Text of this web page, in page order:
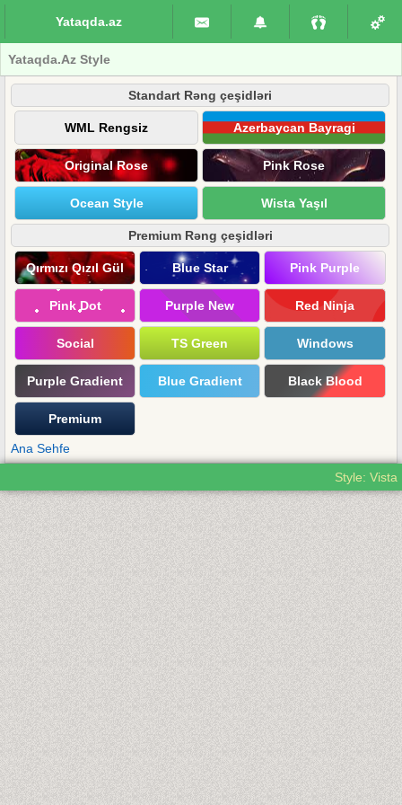
Yataqda.az
Yataqda.Az Style
Standart Rəng çeşidləri
WML Rengsiz Azerbaycan Bayragi
Original Rose Pink Rose
Ocean Style Wista Yaşıl
Premium Rəng çeşidləri
Qırmızı Qızıl Gül Blue Star Pink Purple
Pink Dot Purple New Red Ninja
Social TS Green Windows
Purple Gradient Blue Gradient Black Blood
Premium
Ana Sehfe
Style: Vista